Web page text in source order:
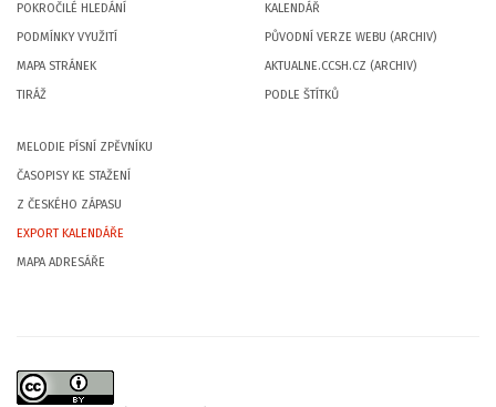
POKROČILÉ HLEDÁNÍ
PODMÍNKY VYUŽITÍ
MAPA STRÁNEK
TIRÁŽ
KALENDÁŘ
PŮVODNÍ VERZE WEBU (ARCHIV)
AKTUALNE.CCSH.CZ (ARCHIV)
PODLE ŠTÍTKŮ
MELODIE PÍSNÍ ZPĚVNÍKU
ČASOPISY KE STAŽENÍ
Z ČESKÉHO ZÁPASU
EXPORT KALENDÁŘE
MAPA ADRESÁŘE